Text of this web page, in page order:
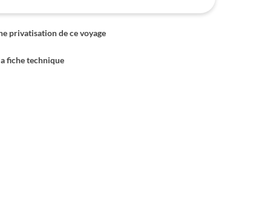
privatisation de ce voyage
fiche technique